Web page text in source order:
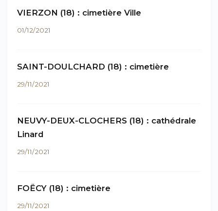
VIERZON (18) : cimetière Ville
01/12/2021
SAINT-DOULCHARD (18) : cimetière
29/11/2021
NEUVY-DEUX-CLOCHERS (18) : cathédrale
Linard
29/11/2021
FOËCY (18) : cimetière
29/11/2021